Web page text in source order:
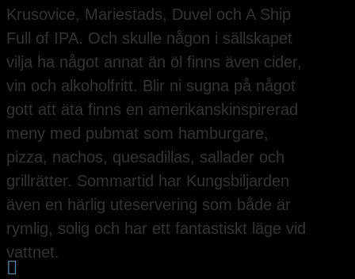
Krusovice, Mariestads, Duvel och A Ship
Full of IPA. Och skulle någon i sällskapet
vilja ha något annat än öl finns även cider,
vin och alkoholfritt. Blir ni sugna på något
gott att äta finns en amerikanskinspirerad
meny med pubmat som hamburgare,
pizza, nachos, quesadillas, sallader och
grillrätter. Sommartid har Kungsbiljarden
även en härlig uteservering som både är
rymlig, solig och har ett fantastiskt läge vid
vattnet.
